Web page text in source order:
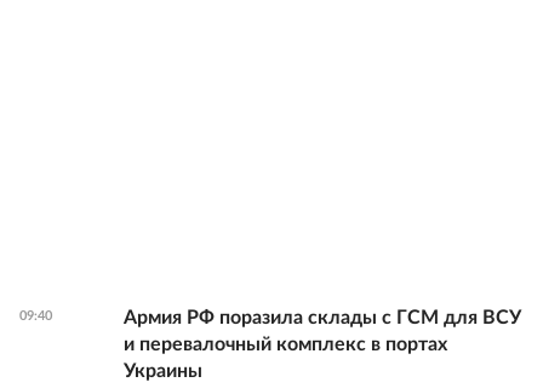
09:40
Армия РФ поразила склады с ГСМ для ВСУ
и перевалочный комплекс в портах
Украины